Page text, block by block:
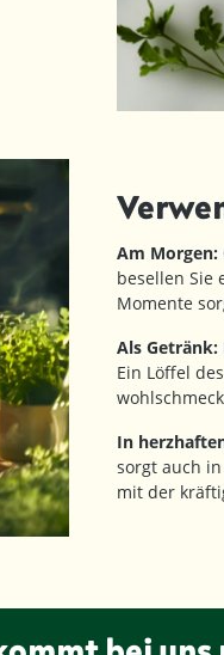
Am Morgen:
besellen Sie
Momente
Als Getränk:
Ein Löffel
In
sorgt auch
mit der